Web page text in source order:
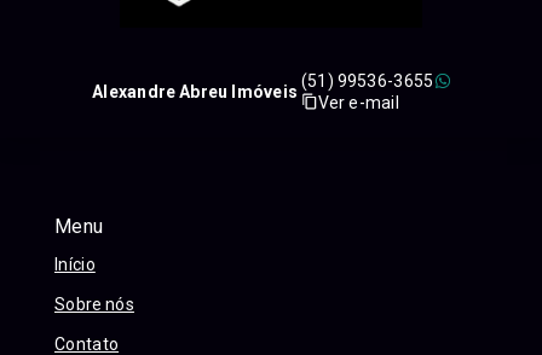
Menu
Início
Sobre nós
Contato
Alexandre Abreu Imóveis
(51) 99536-3655
Ver e-mail